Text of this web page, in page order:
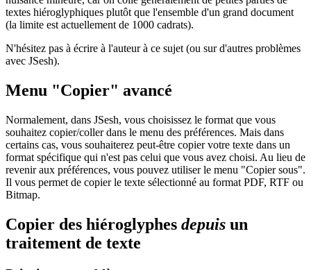
textes hiéroglyphiques plutôt que l'ensemble d'un grand document
(la limite est actuellement de 1000 cadrats).
N'hésitez pas à écrire à l'auteur à ce sujet (ou sur d'autres problèmes
avec JSesh).
Menu "Copier" avancé
Normalement, dans JSesh, vous choisissez le format que vous
souhaitez copier/coller dans le menu des préférences. Mais dans
certains cas, vous souhaiterez peut-être copier votre texte dans un
format spécifique qui n'est pas celui que vous avez choisi. Au lieu de
revenir aux préférences, vous pouvez utiliser le menu "Copier sous".
Il vous permet de copier le texte sélectionné au format PDF, RTF ou
Bitmap.
Copier des hiéroglyphes depuis un
traitement de texte